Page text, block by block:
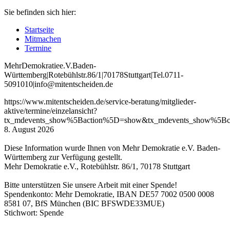
Sie befinden sich hier:
Startseite
Mitmachen
Termine
MehrDemokratiee.V.Baden-
Württemberg|Rotebühlstr.86/1 |70178Stuttgart|Tel.0711-
5091010|info@mitentscheiden.de
https://www.mitentscheiden.de/service-beratung/mitglieder-
aktive/termine/einzelansicht?
8. August 2026
Diese Information wurde Ihnen von Mehr Demokratie e.V. Baden-
Württemberg zur Verfügung gestellt.
Mehr Demokratie e.V., Rotebühlstr. 86/1, 70178 Stuttgart
Bitte unterstützen Sie unsere Arbeit mit einer Spende!
Spendenkonto: Mehr Demokratie, IBAN DE57 7002 0500 0008
8581 07, BfS München (BIC BFSWDE33MUE)
Stichwort: Spende